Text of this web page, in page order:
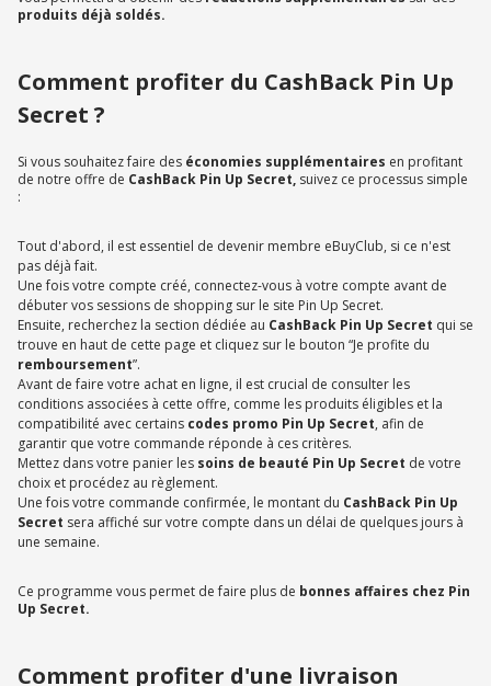
produits déjà soldés.
Comment profiter du CashBack Pin Up
Secret ?
Si vous souhaitez faire des économies supplémentaires en profitant
de notre offre de CashBack Pin Up Secret, suivez ce processus simple
:
Tout d'abord, il est essentiel de devenir membre eBuyClub, si ce n'est
pas déjà fait.
Une fois votre compte créé, connectez-vous à votre compte avant de
débuter vos sessions de shopping sur le site Pin Up Secret.
Ensuite, recherchez la section dédiée au CashBack Pin Up Secret qui se
trouve en haut de cette page et cliquez sur le bouton “Je profite du
remboursement”.
Avant de faire votre achat en ligne, il est crucial de consulter les
conditions associées à cette offre, comme les produits éligibles et la
compatibilité avec certains codes promo Pin Up Secret, afin de
garantir que votre commande réponde à ces critères.
Mettez dans votre panier les soins de beauté Pin Up Secret de votre
choix et procédez au règlement.
Une fois votre commande confirmée, le montant du CashBack Pin Up
Secret sera affiché sur votre compte dans un délai de quelques jours à
une semaine.
Ce programme vous permet de faire plus de bonnes affaires chez Pin
Up Secret.
Comment profiter d'une livraison